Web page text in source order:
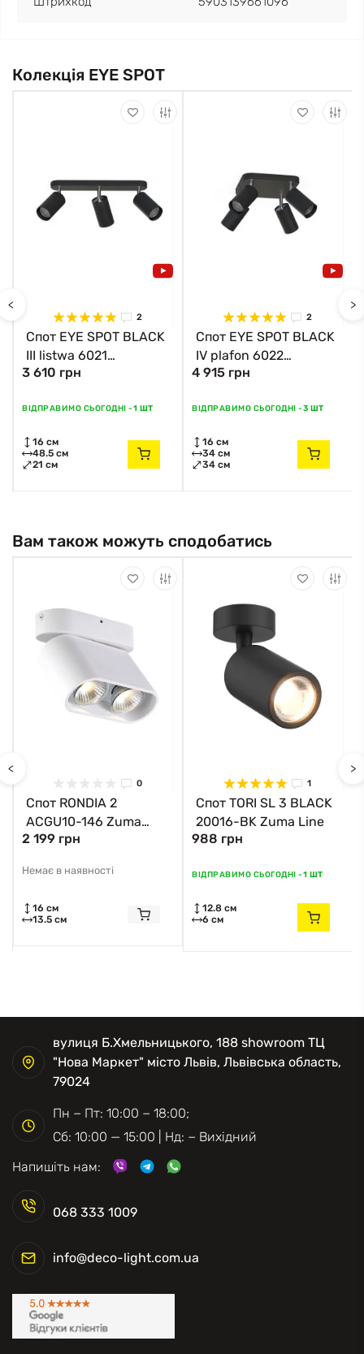
Колекція EYE SPOT
<
2
Спот EYE SPOT BLACK
III listwa 6021
Nowodvorski
3 610 грн
ВІДПРАВИМО СЬОГОДНІ -1 ШТ
16 см
48.5 см
21 см
2
Спот EYE SPOT BLACK
IV plafon 6022
Nowodvorski
4 915 грн
ВІДПРАВИМО СЬОГОДНІ -3 ШТ
16 см
34 см
34 см
>
Вам також можуть сподобатись
<
0
Спот RONDIA 2
ACGU10-146 Zuma
Line
2 199 грн
Немає в наявності
16 см
13.5 см
1
Спот TORI SL 3 BLACK
20016-BK Zuma Line
988 грн
ВІДПРАВИМО СЬОГОДНІ -1 ШТ
12.8 см
6 см
>
068 333 1009
info@deco-light.com.ua
вулиця Б.Хмельницького, 188 showroom ТЦ
"Нова Маркет" місто Львів, Львівська область,
79024
Пн − Пт: 10:00 − 18:00;
Сб: 10:00 — 15:00 | Нд: − Вихідний
Напишіть нам: